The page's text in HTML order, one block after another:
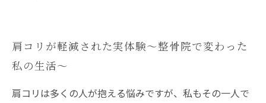
肩コリが軽減された実体験〜整骨院で変わった
私の生活〜
肩コリは多くの人が抱える悩みですが、私もその一人で